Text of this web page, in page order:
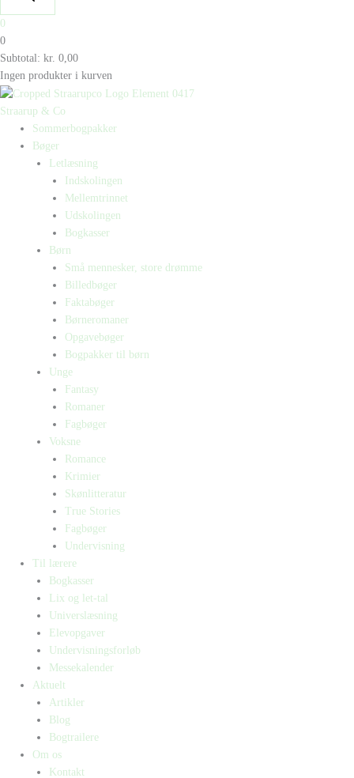
0
0
Subtotal: kr. 0,00
Ingen produkter i kurven
Straarup & Co
Sommerbogpakker
Bøger
Letlæsning
Indskolingen
Mellemtrinnet
Udskolingen
Bogkasser
Børn
Små mennesker, store drømme
Billedbøger
Faktabøger
Børneromaner
Opgavebøger
Bogpakker til børn
Unge
Fantasy
Romaner
Fagbøger
Voksne
Romance
Krimier
Skønlitteratur
True Stories
Fagbøger
Undervisning
Til lærere
Bogkasser
Lix og let-tal
Universlæsning
Elevopgaver
Undervisningsforløb
Messekalender
Aktuelt
Artikler
Blog
Bogtrailere
Om os
Kontakt